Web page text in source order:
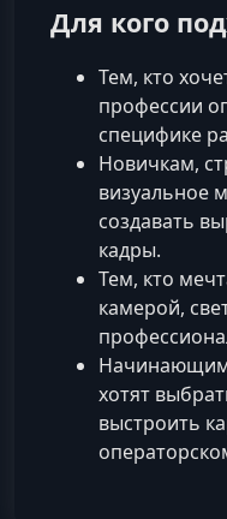
Для кого
Тем, кто
профессии
специфике
Новичкам,
визуальное
создавать
кадры.
Тем, кто
камерой,
Начинающим
хотят
выстроить